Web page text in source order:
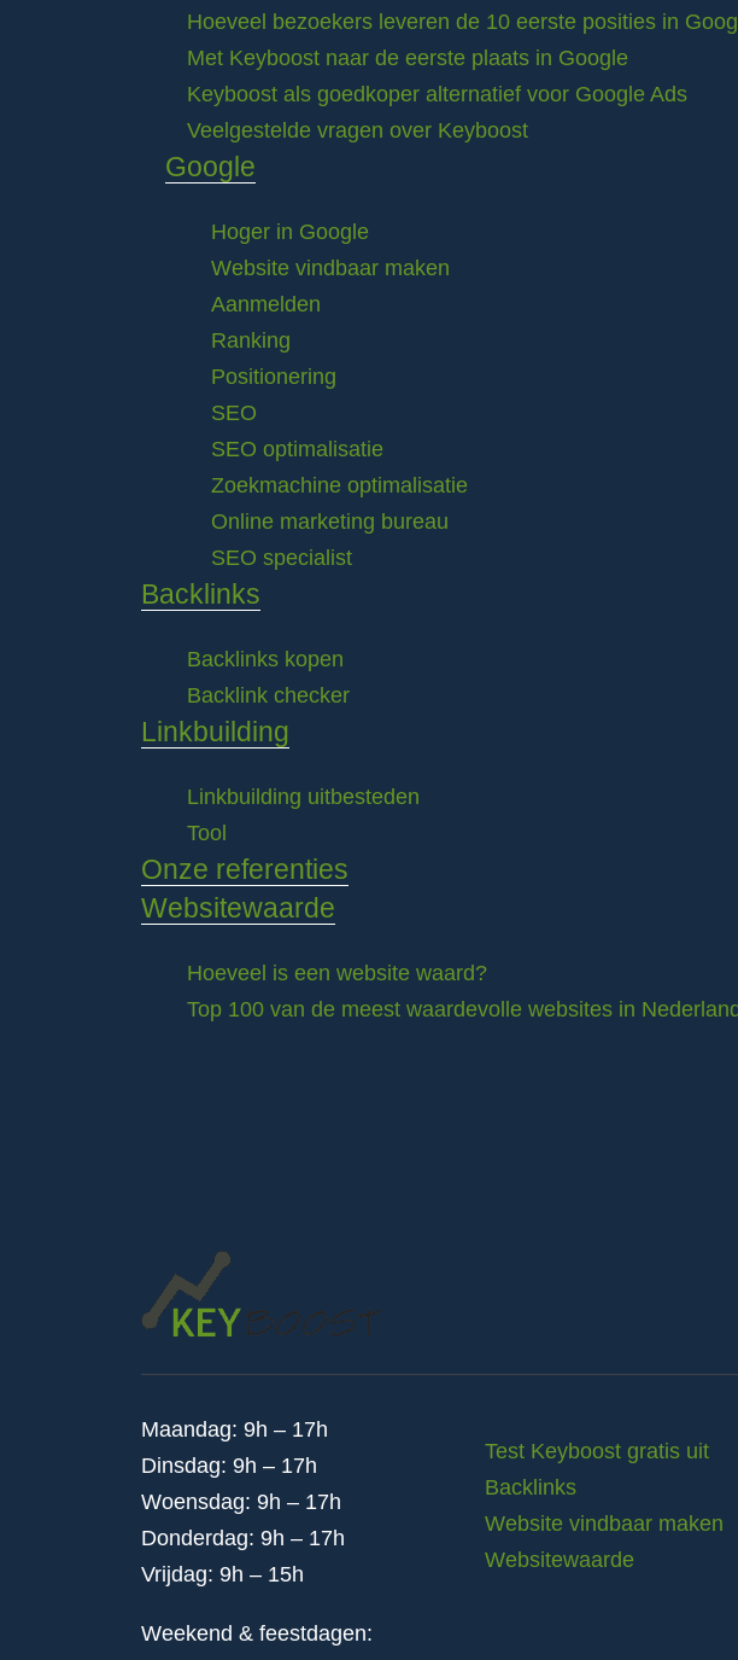
Hoeveel bezoekers leveren de 10 eerste posities in
Met Keyboost naar de eerste plaats in Google
Keyboost als goedkoper alternatief voor Google Ads
Veelgestelde vragen over Keyboost
Google
Hoger in Google
Website vindbaar maken
Aanmelden
Ranking
Positionering
SEO
SEO optimalisatie
Zoekmachine optimalisatie
Online marketing bureau
SEO specialist
Backlinks
Backlinks kopen
Backlink checker
Linkbuilding
Linkbuilding uitbesteden
Tool
Onze referenties
Websitewaarde
Hoeveel is een website waard?
Top 100 van de meest waardevolle websites in Nederland
Maandag: 9h – 17h
Dinsdag: 9h – 17h
Woensdag: 9h – 17h
Donderdag: 9h – 17h
Vrijdag: 9h – 15h
Weekend & feestdagen:
Test Keyboost gratis uit
Backlinks
Website vindbaar maken
Websitewaarde